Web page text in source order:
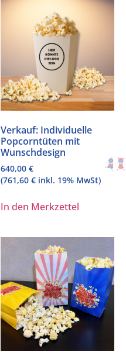
Verkauf: Individuelle
Popcorntüten mit
Wunschdesign
640,00 €
(761,60 € inkl. 19% MwSt)
In den Merkzettel